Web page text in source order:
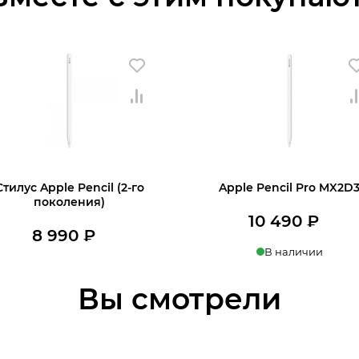
Apple Pencil (2-го
поколения)
8 990 ₽
в 1 клик
Apple Pencil Pro
10 490 ₽
В наличии
Вы смотрели